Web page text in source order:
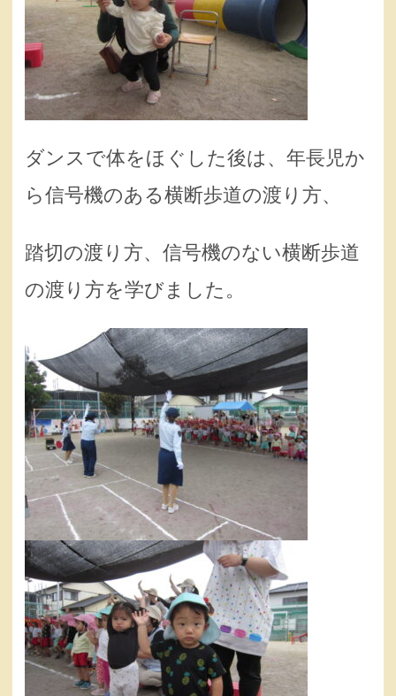
ダンスで体をほぐした後は、年長児か
ら信号機のある横断歩道の渡り方、
踏切の渡り方、信号機のない横断歩道
の渡り方を学びました。